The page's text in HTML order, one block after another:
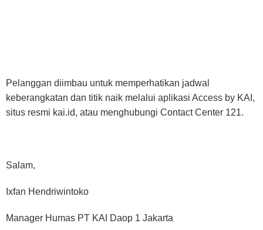
Pelanggan diimbau untuk memperhatikan jadwal
keberangkatan dan titik naik melalui aplikasi Access by KAI,
situs resmi kai.id, atau menghubungi Contact Center 121.
Salam,
Ixfan Hendriwintoko
Manager Humas PT KAI Daop 1 Jakarta